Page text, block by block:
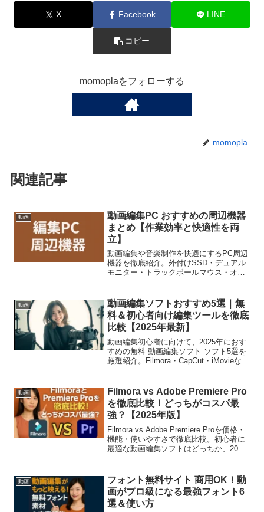
X Facebook LINE
コピー
momoplaをフォローする
momopla
関連記事
動画
動画編集PC おすすめの周辺機器
まとめ【作業効率と快適性を両
立】
動画編集や音楽制作を快適にするPC周辺
機器を徹底紹介。外付けSSD・デュアル
モニター・トラックボールマウス・オー
動画
動画編集ソフトおすすめ5選｜無
料＆初心者向け編集ツールを徹底
比較【2025年最新】
動画編集初心者に向けて、2025年におす
すめの無料 動画編集ソフト ソフト5選を
厳選紹介。Filmora・CapCut・iMovieなど
動画
Filmora vs Adobe Premiere Pro
を徹底比較！どっちがコスパ最
強？【2025年版】
Filmora vs Adobe Premiere Proを価格・
機能・使いやすさで徹底比較。初心者に
最適な動画編集ソフトはどっちか、2025
動画
フォント無料サイト 商用OK！動
画がプロ級になる最強フォント6
選＆使い方